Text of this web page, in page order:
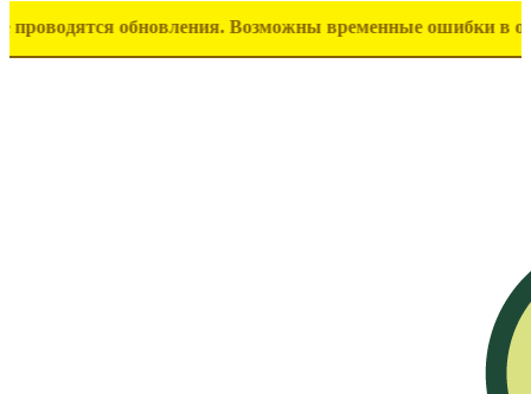
обновления. Возможны временные ошибки в